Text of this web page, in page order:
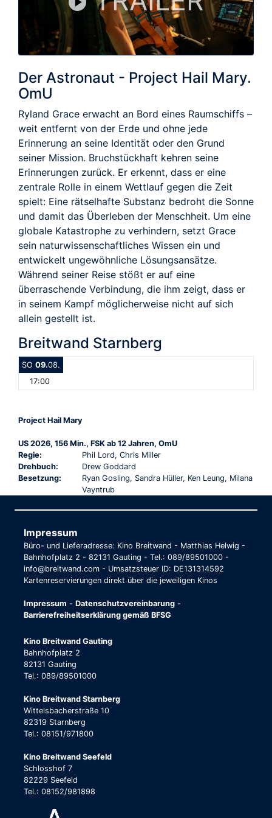
Der Astronaut - Project Hail Mary.
OmU
Ryland Grace erwacht an Bord eines Raumschiffs –
weit entfernt von der Erde und ohne jede
Erinnerung an seine Identität oder den Grund
seiner Mission. Bruchstückhaft kehren seine
Erinnerungen zurück. Er erkennt, dass er eine
zentrale Rolle in einem Wettlauf gegen die Zeit
spielt: Eine rätselhafte Substanz bedroht die Sonne
und damit das Überleben der Menschheit. Um eine
globale Katastrophe zu verhindern, setzt Grace
sein naturwissenschaftliches Wissen ein und
entwickelt ungewöhnliche Lösungsansätze.
Während seiner Reise stößt er auf eine
überraschende Verbindung, die ihm zeigt, dass er
in seinem Kampf möglicherweise nicht auf sich
allein gestellt ist.
Breitwand Starnberg
SO 09.08.
17:00
Project Hail Mary
US 2026, 156 Min., FSK ab 12 Jahren, OmU
Regie:
Phil Lord, Chris Miller
Drehbuch:
Drew Goddard
Besetzung:
Ryan Gosling, Sandra Hüller, Ken Leung, Milana
Vayntrub
Impressum
Büro- und Lieferadresse: Kino Breitwand - Matthias Helwig -
Bahnhofplatz 2 - 82131 Gauting - Tel.: 089/89501000 -
info@breitwand.com - Umsatzsteuer ID: DE131314592
Kartenreservierungen direkt über die jeweiligen Kinos
Impressum - Datenschutzvereinbarung -
Barrierefreiheitserklärung gemäß BFSG
Kino Breitwand Gauting
Bahnhofplatz 2
82131 Gauting
Tel.: 089/89501000
Kino Breitwand Starnberg
Wittelsbacherstraße 10
82319 Starnberg
Tel.: 08151/971800
Kino Breitwand Seefeld
Schlosshof 7
82229 Seefeld
Tel.: 08152/981898